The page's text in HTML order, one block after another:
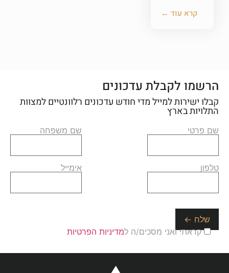
קרא עוד ←
הרשמו לקבלת עדכונים
קבלו ישירות למייל מדי חודש עדכונים רלוונטיים למצוות
התלויות בארץ
שם פרטי שם משפחה
טלפון אימייל
קראתי ואני מסכים/ה למדיניות הפרטיות